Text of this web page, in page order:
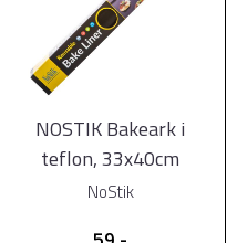
NOSTIK Bakeark i
teflon, 33x40cm
NoStik